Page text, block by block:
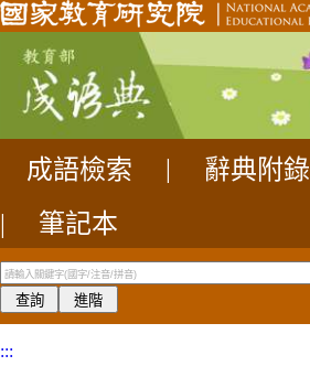
成語檢索 辭典附錄
|
筆記本
:::